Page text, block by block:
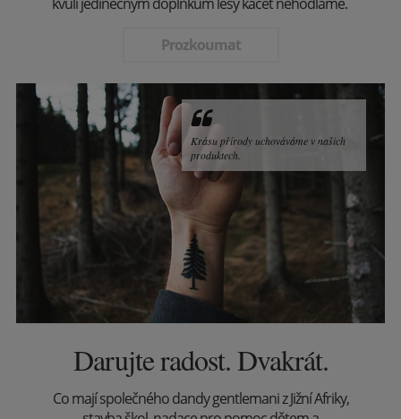
Prozkoumat
Krásu přírody uchováváme v našich
produktech.
Darujte radost. Dvakrát.
Co mají společného dandy gentlemani z Jižní Afriky,